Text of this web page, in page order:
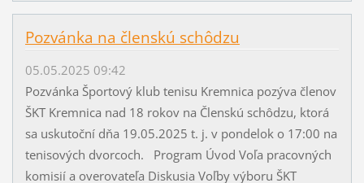
Pozvánka na členskú schôdzu
05.05.2025 09:42
Pozvánka Športový klub tenisu Kremnica pozýva členov
ŠKT Kremnica nad 18 rokov na Členskú schôdzu, ktorá
sa uskutoční dňa 19.05.2025 t. j. v pondelok o 17:00 na
tenisových dvorcoch. Program Úvod Voľa pracovných
komisií a overovateľa Diskusia Voľby výboru ŠKT